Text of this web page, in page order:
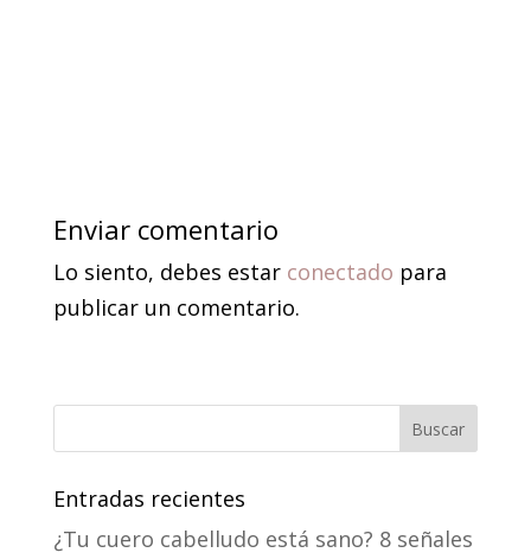
Enviar comentario
Lo siento, debes estar conectado para
publicar un comentario.
Entradas recientes
¿Tu cuero cabelludo está sano? 8 señales